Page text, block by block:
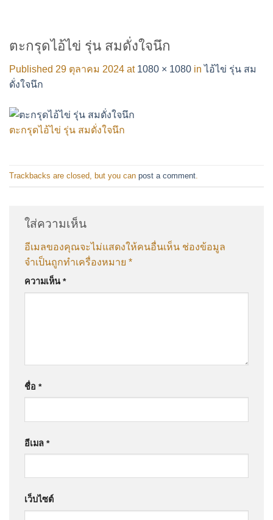
ตะกรุดไอ้ไข่ รุ่น สมดั่งใจนึก
Published 29 ตุลาคม 2024 at 1080 × 1080 inไอ้ไข่ รุ่น สม
ดั่งใจนึก
ตะกรุดไอ้ไข่ รุ่น สมดั่งใจนึก
Trackbacks are closed, but you can post a comment
ใส่ความเห็น
อีเมลของคุณจะไม่แสดงให้คนอื่นเห็น ช่องข้อมูล
จำเป็นถูกทำเครื่องหมาย *
ความเห็น *
ชื่อ *
อีเมล *
เว็บไซต์